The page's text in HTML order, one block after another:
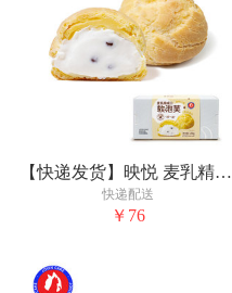
【快递发货】映悦 麦乳精咸口软泡芙（150g）*2盒
快递配送
￥76